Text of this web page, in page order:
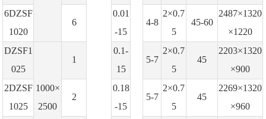
6DZSF
1020
6
0.01
-15
4-8
2×0.7
5
45-60
2487×1320
×1220
DZSF1
025
1000×
2500
1
0.1-
15
5-7
2×0.7
5
45
2203×1320
×900
2DZSF
1025
2
0.18
-15
5-7
2×0.7
5
45
2269×1320
×960